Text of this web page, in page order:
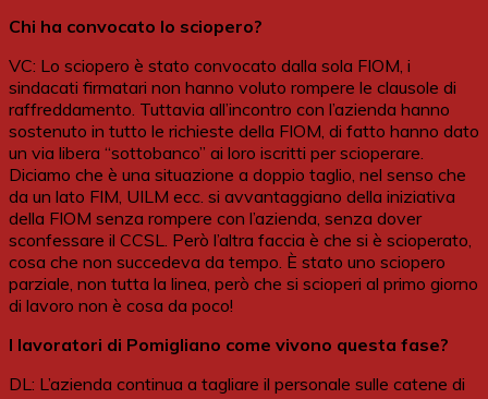
Chi ha convocato lo sciopero?
VC: Lo sciopero è stato convocato dalla sola FIOM, i
sindacati firmatari non hanno voluto rompere le clausole di
raffreddamento. Tuttavia all’incontro con l’azienda hanno
sostenuto in tutto le richieste della FIOM, di fatto hanno dato
un via libera “sottobanco” ai loro iscritti per scioperare.
Diciamo che è una situazione a doppio taglio, nel senso che
da un lato FIM, UILM ecc. si avvantaggiano della iniziativa
della FIOM senza rompere con l’azienda, senza dover
sconfessare il CCSL. Però l’altra faccia è che si è scioperato,
cosa che non succedeva da tempo. È stato uno sciopero
parziale, non tutta la linea, però che si scioperi al primo giorno
di lavoro non è cosa da poco!
I lavoratori di Pomigliano come vivono questa fase?
DL: L’azienda continua a tagliare il personale sulle catene di